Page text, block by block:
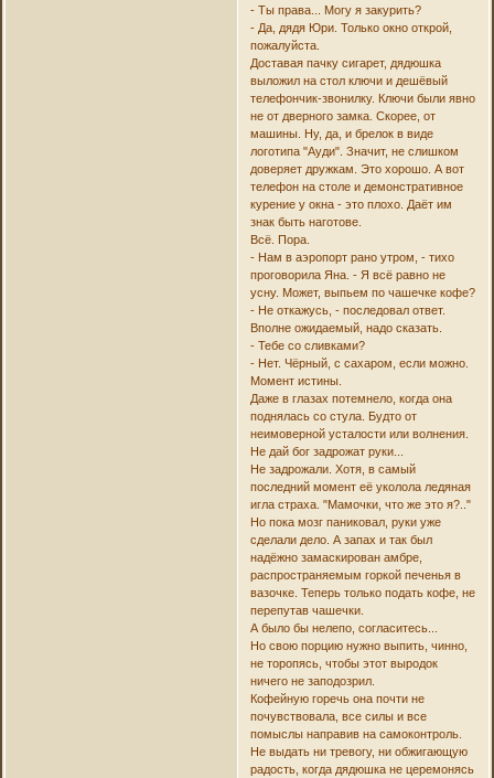
- Ты права... Могу я закурить?
- Да, дядя Юри. Только окно открой,
пожалуйста.
Доставая пачку сигарет, дядюшка
выложил на стол ключи и дешёвый
телефончик-звонилку. Ключи были явно
не от дверного замка. Скорее, от
машины. Ну, да, и брелок в виде
логотипа "Ауди". Значит, не слишком
доверяет дружкам. Это хорошо. А вот
телефон на столе и демонстративное
курение у окна - это плохо. Даёт им
знак быть наготове.
Всё. Пора.
- Нам в аэропорт рано утром, - тихо
проговорила Яна. - Я всё равно не
усну. Может, выпьем по чашечке кофе?
- Не откажусь, - последовал ответ.
Вполне ожидаемый, надо сказать.
- Тебе со сливками?
- Нет. Чёрный, с сахаром, если можно.
Момент истины.
Даже в глазах потемнело, когда она
поднялась со стула. Будто от
неимоверной усталости или волнения.
Не дай бог задрожат руки...
Не задрожали. Хотя, в самый
последний момент её уколола ледяная
игла страха. "Мамочки, что же это я?.."
Но пока мозг паниковал, руки уже
сделали дело. А запах и так был
надёжно замаскирован амбре,
распространяемым горкой печенья в
вазочке. Теперь только подать кофе, не
перепутав чашечки.
А было бы нелепо, согласитесь...
Но свою порцию нужно выпить, чинно,
не торопясь, чтобы этот выродок
ничего не заподозрил.
Кофейную горечь она почти не
почувствовала, все силы и все
помыслы направив на самоконтроль.
Не выдать ни тревогу, ни обжигающую
радость, когда дядюшка не церемонясь